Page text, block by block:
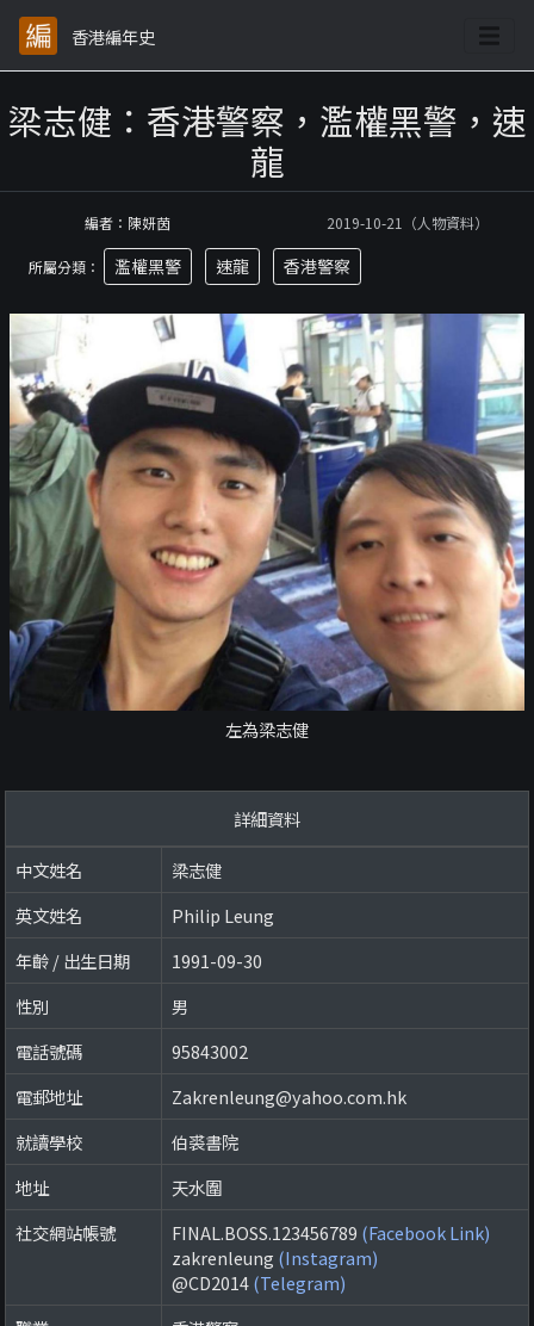
香港編年史
梁志健：香港警察，濫權黑警，速
龍
編者：陳妍茵 2019-10-21（人物資料）
所屬分類： 濫權黑警 速龍 香港警察
左為梁志健
詳細資料
中文姓名
梁志健
英文姓名
Philip Leung
年齡 / 出生日期
1991-09-30
性別
男
電話號碼
95843002
電郵地址
Zakrenleung@yahoo.com.hk
就讀學校
伯裘書院
地址
天水圍
社交網站帳號
FINAL.BOSS.123456789 (Facebook Link)
zakrenleung (Instagram)
@CD2014(Telegram)